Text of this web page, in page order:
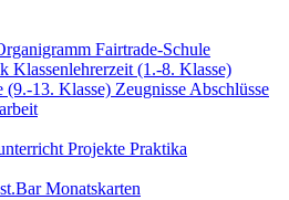
Fairtrade-Schule
Klassenlehrerzeit (1.-8. Klasse)
(9.-13. Klasse) Zeugnisse Abschlüsse
Projekte Praktika
Monatskarten